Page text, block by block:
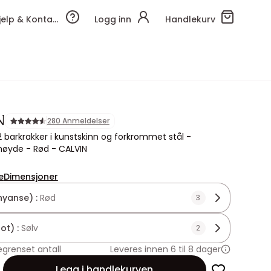
Hjelp & Kontakt Logg inn Handlekurv
280 Anmeldelser
barkrakker i kunstskinn og forkrommet stål -
- Rød - CALVIN
Dimensjoner
:Rød 3
: Sølv 2
antall Leveres innen 6 til 8 dager